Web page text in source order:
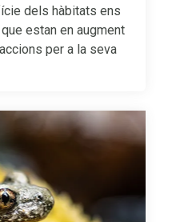
dels hàbitats ens
estan en augment
per a la seva